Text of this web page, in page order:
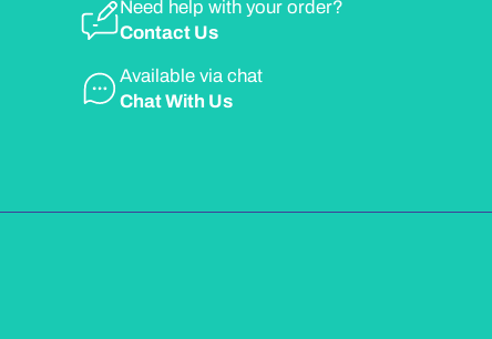
Need help with your order?
Contact Us
Available via chat
Chat With Us